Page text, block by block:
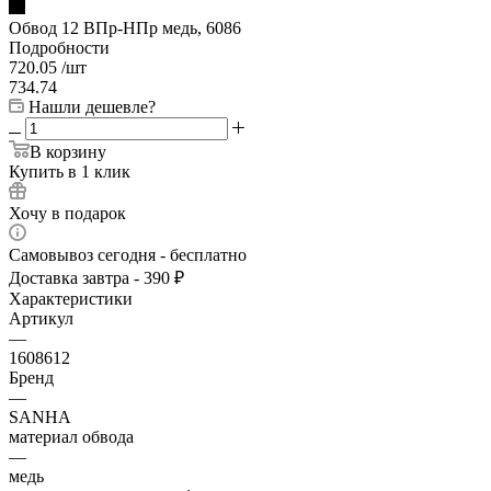
Обвод 12 ВПр-НПр медь, 6086
Подробности
720.05 /шт
734.74
Нашли дешевле?
В корзину
Купить в 1 клик
Хочу в подарок
Самовывоз сегодня - бесплатно
Доставка завтра - 390 ₽
Характеристики
Артикул
—
1608612
Бренд
—
SANHA
материал обвода
—
медь